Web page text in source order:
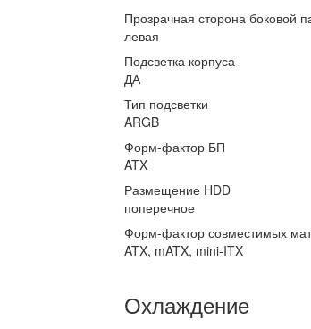
Прозрачная сторона боковой
левая
Подсветка корпуса
ДА
Тип подсветки
ARGB
Форм-фактор БП
ATX
Размещение HDD
поперечное
Форм-фактор совместимых
ATX, mATX, mini-ITX
Охлаждение